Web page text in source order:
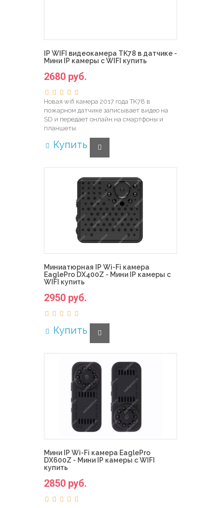
IP WIFI видеокамера TK78 в датчике -
Мини IP камеры с WIFI купить
2680 руб.
Новая wifi камера 2017 года TK78 в
пожарном датчике записывает видео на
SD и передает онлайн на смартфоны и
планшеты.
Купить
Миниатюрная IP Wi-Fi камера
EaglePro DX400Z - Мини IP камеры с
WIFI купить
2950 руб.
Купить
Мини IP Wi-Fi камера EaglePro
DX600Z - Мини IP камеры с WIFI
купить
2850 руб.